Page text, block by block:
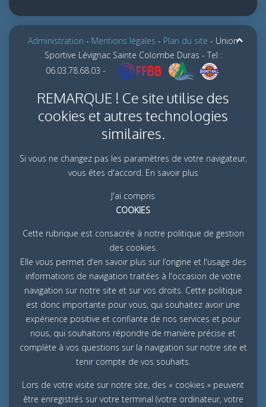
Administration - Mentions légales - Plan du site - Union
Sportive Lévignac Sainte Colombe Duras - Tel :
06.03.78.68.03 -
REMARQUE ! Ce site utilise des
cookies et autres technologies
similaires.
Si vous ne changez pas les paramètres de votre navigateur,
vous êtes d'accord. En savoir plus
J'ai compris
COOKIES
Cette rubrique est consacrée à notre politique de gestion
des cookies.
Elle vous permet d’en savoir plus sur l’origine et l'usage des
informations de navigation traitées à l'occasion de votre
navigation sur notre site et sur vos droits. Cette politique
est donc importante pour vous, qui souhaitez avoir une
expérience positive et confiante de nos services et pour
nous, qui souhaitons répondre de manière précise et
complète à vos questions sur la navigation sur notre site et
tenir compte de vos souhaits.
Lors de votre visite sur notre site, des « cookies » peuvent
être enregistrés sur votre terminal (votre ordinateur, votre